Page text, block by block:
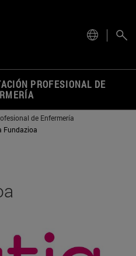
PROFESIONAL DE
de Enfermería
Fundazioa